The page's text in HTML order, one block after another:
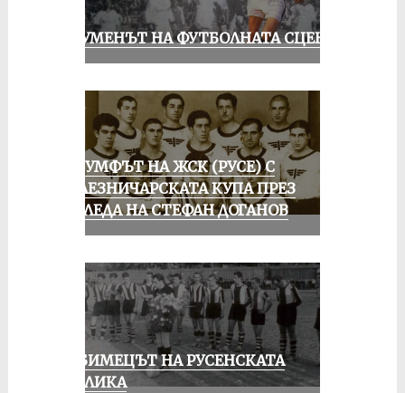
ШОУМЕНЪТ НА ФУТБОЛНАТА СЦЕНА
ТРИУМФЪТ НА ЖСК (РУСЕ) С
ЖЕЛЕЗНИЧАРСКАТА КУПА ПРЕЗ
ПОГЛЕДА НА СТЕФАН ДОГАНОВ
ЛЮБИМЕЦЪТ НА РУСЕНСКАТА
ПУБЛИКА